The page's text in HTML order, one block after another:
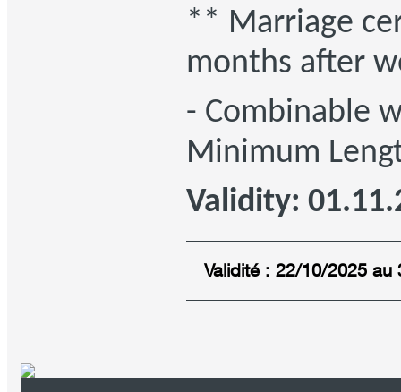
** Marriage
months after
- Combinable
Minimum
Validity:
Validité : 22/10/2025 au